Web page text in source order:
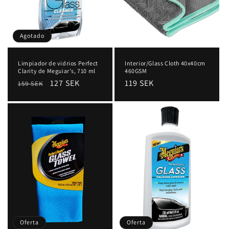
Agotado
Limpiador de vidrios Perfect
Clarity de Meguiar's, 710 ml
Precio
159 SEK
Precio
127 SEK
Interior/Glass Cloth 40x40cm
460GSM
Precio
119 SEK
Oferta Oferta